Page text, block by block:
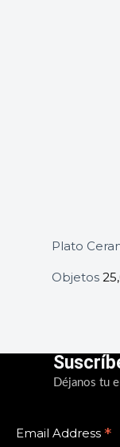
Plato
Objetos
Déjanos tu
Email Address *